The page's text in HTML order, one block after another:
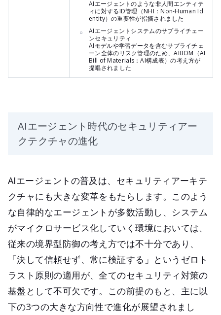
AIエージェントのような非人間エンティテ
ィに対するID管理（NHI：Non-Human Id
entity）の重要性が指摘されました
AIエージェントシステムのサプライチェー
ンセキュリティ
AIモデルや学習データを含むサプライチェ
ーン全体のリスク管理のため、AIBOM（AI
Bill of Materials：AI構成表）の考え方が
提唱されました
AIエージェント時代のセキュリティアー
クテクチャの進化
AIエージェントの普及は、セキュリティアーキテ
クチャにも大きな変革をもたらします。このよう
な自律的なエージェントが多数活動し、システム
がマイクロサービス化していく環境においては、
従来の境界型防御の考え方では不十分であり、
「決して信頼せず、常に検証する」というゼロト
ラスト原則の適用が、全てのセキュリティ対策の
基盤として不可欠です。この前提のもと、主に以
下の3つの大きな方向性で進化が展望されまし